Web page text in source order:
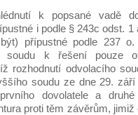
k popsané vadě
i podle § 243c odst.
přípustné podle 237
soudu k řešení pouze
rozhodnutí odvolacího
soudu ze dne 29.
dovolatele a
proti těm závěrům,